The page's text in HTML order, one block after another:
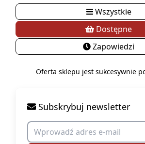
Wszystkie
Dostępne
Zapowiedzi
Oferta sklepu jest sukcesywnie
Subskrybuj newsletter